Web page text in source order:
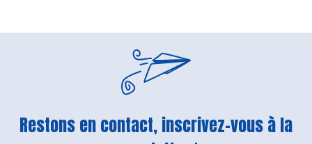
Restons en contact, inscrivez-vous à la